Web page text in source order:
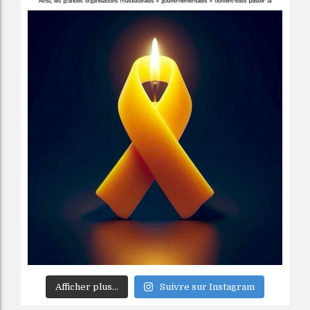
Afficher plus... Suivre sur Instagram